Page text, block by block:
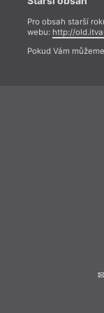
Pro obsah starší
webu: http://
Pokud Vám